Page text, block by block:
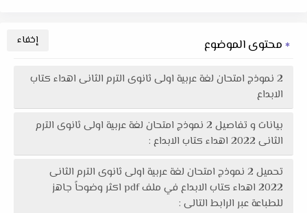
محتوى الموضوع
2 نموذج امتحان لغة عربية اولى ثانوى الترم الثانى اهداء كتاب
الابداع
بيانات و تفاصيل 2 نموذج امتحان لغة عربية اولى ثانوى الترم
الثانى 2022 اهداء كتاب الابداع :
تحميل 2 نموذج امتحان لغة عربية اولى ثانوى الترم الثانى
2022 اهداء كتاب الابداع في ملف pdf اكثر وضوحاً جاهز
للطباعة عبر الرابط التالى :